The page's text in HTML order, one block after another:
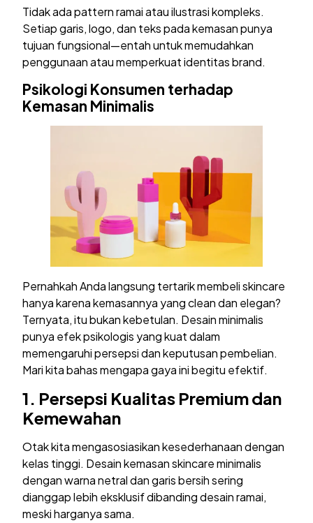
Tidak ada pattern ramai atau ilustrasi kompleks.
Setiap garis, logo, dan teks pada kemasan punya
tujuan fungsional—entah untuk memudahkan
penggunaan atau memperkuat identitas brand.
Psikologi Konsumen terhadap
Kemasan Minimalis
Pernahkah Anda langsung tertarik membeli skincare
hanya karena kemasannya yang clean dan elegan?
Ternyata, itu bukan kebetulan. Desain minimalis
punya efek psikologis yang kuat dalam
memengaruhi persepsi dan keputusan pembelian.
Mari kita bahas mengapa gaya ini begitu efektif.
1. Persepsi Kualitas Premium dan
Kemewahan
Otak kita mengasosiasikan kesederhanaan dengan
kelas tinggi. Desain kemasan skincare minimalis
dengan warna netral dan garis bersih sering
dianggap lebih eksklusif dibanding desain ramai,
meski harganya sama.